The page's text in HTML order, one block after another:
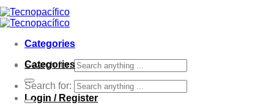
Categories
Search for:
Login / Register
Categories
Search for: